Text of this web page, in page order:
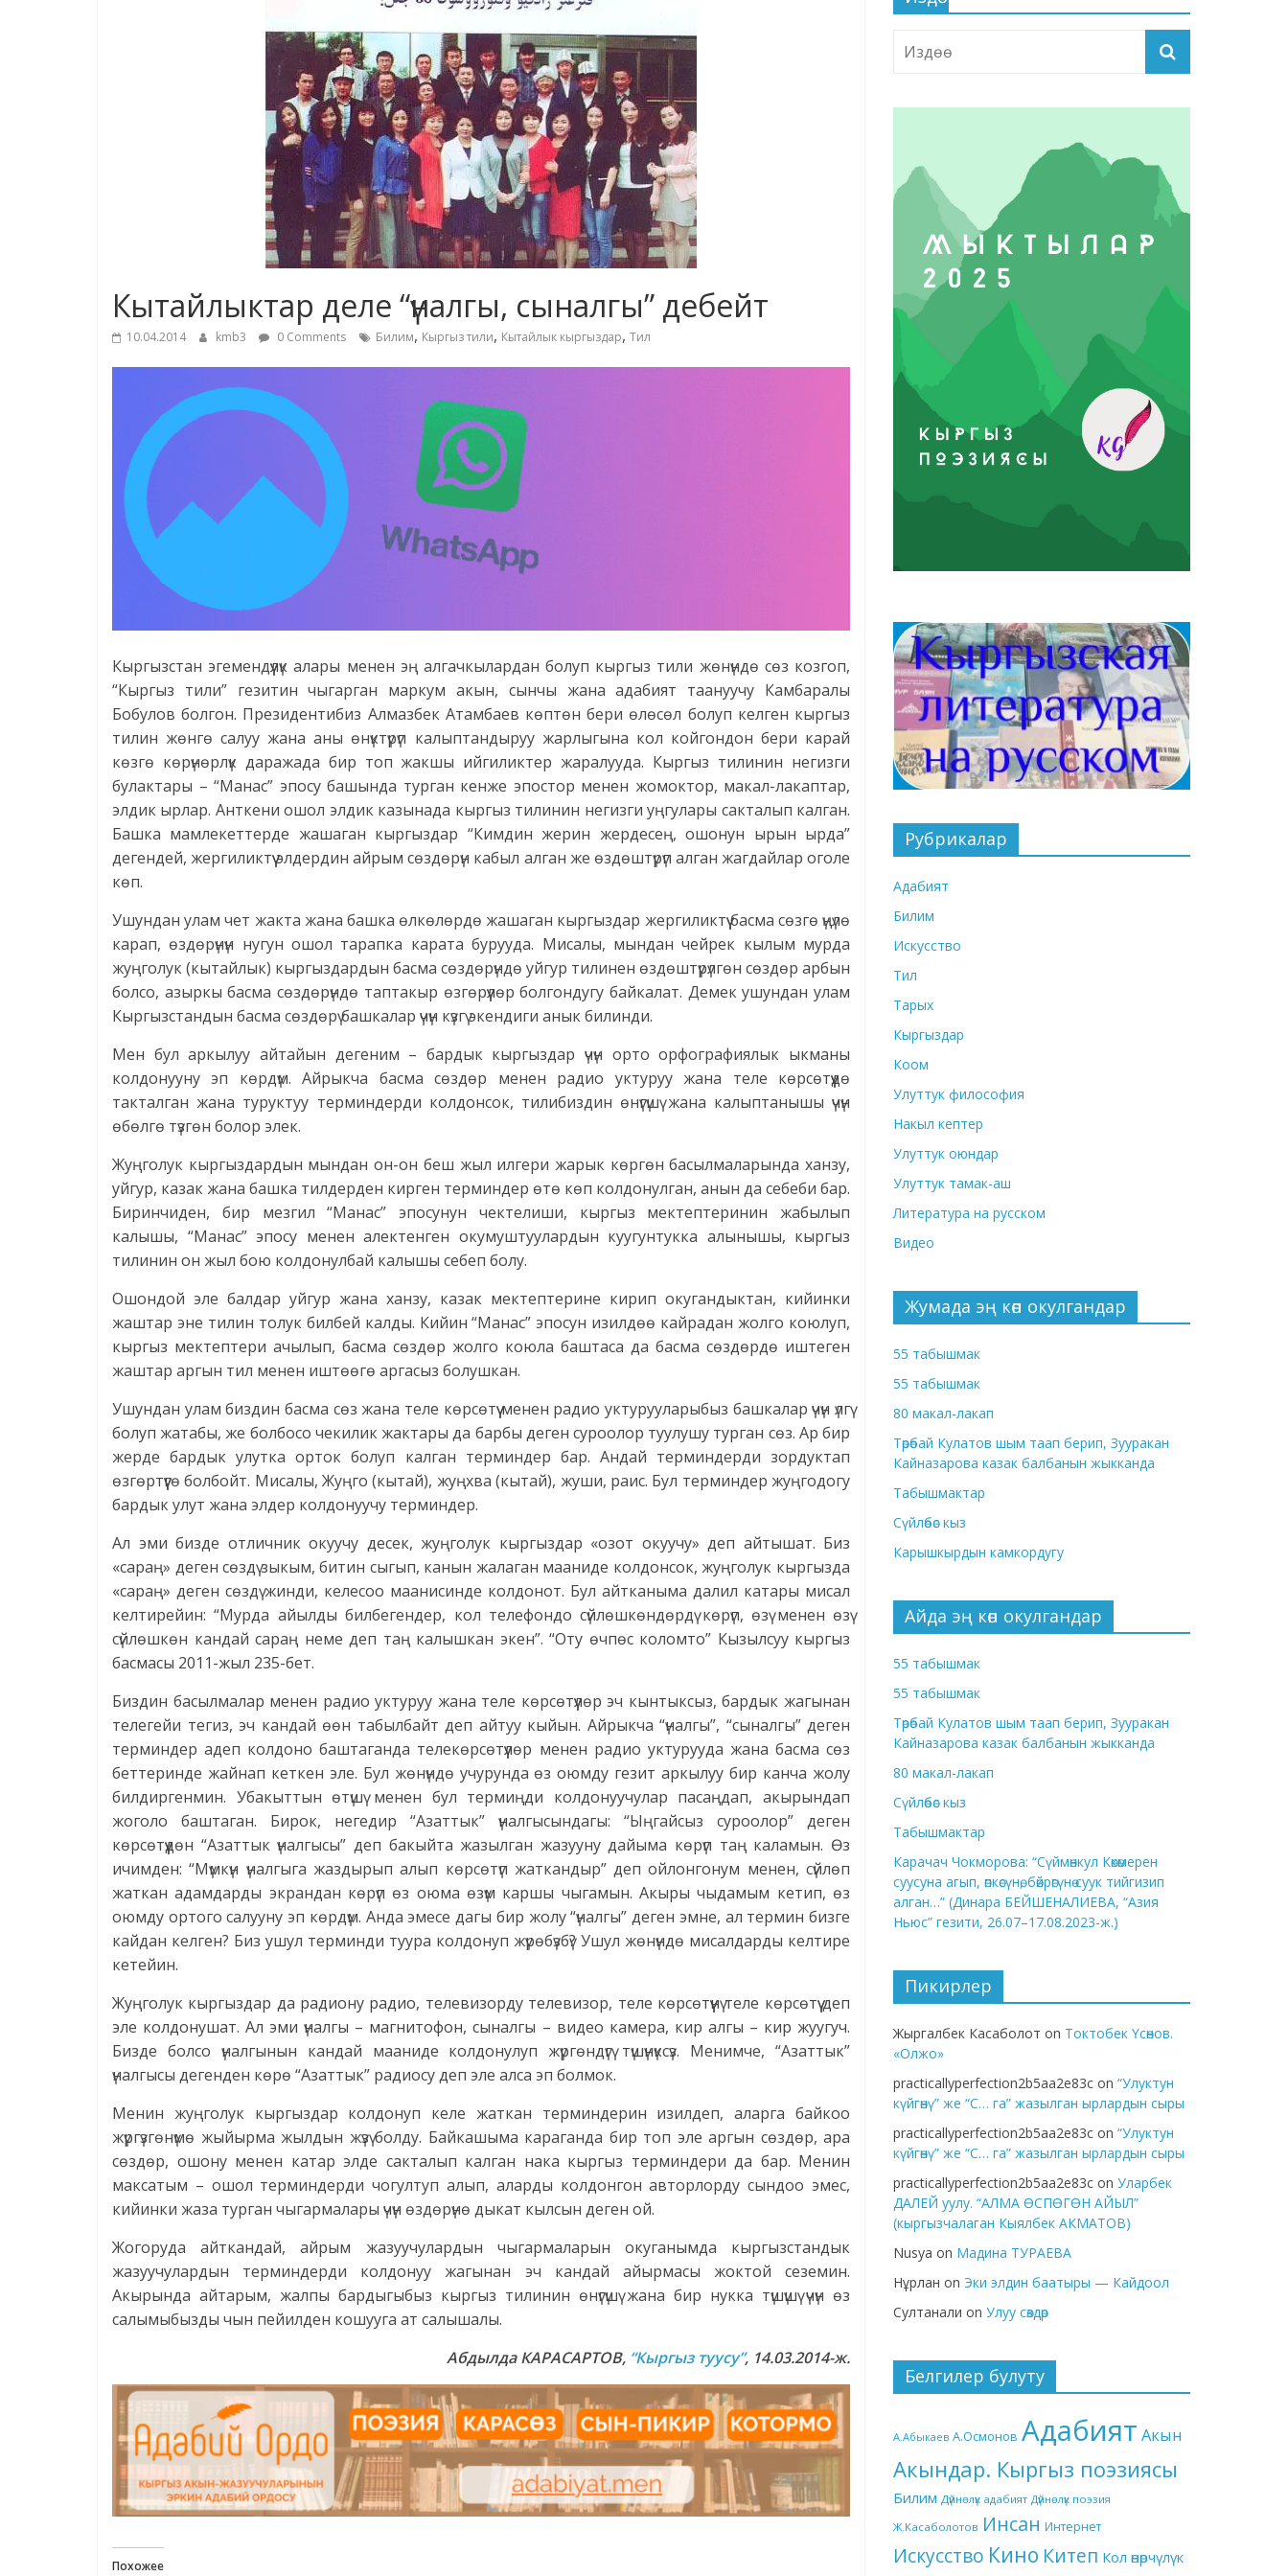
Кытайлыктар деле “үналгы, сыналгы” дебейт
10.04.2014 kmb3 0 Comments Билим, Кыргыз тили, Кытайлык кыргыздар, Тил
Кыргызстан эгемендүүлүк алары менен эң алгачкылардан болуп кыргыз тили жөнүндө сөз козгоп,
“Кыргыз тили” гезитин чыгарган маркум акын, сынчы жана адабият таануучу Камбаралы
Бобулов болгон. Президентибиз Алмазбек Атамбаев көптөн бери өлөсөл болуп келген кыргыз
тилин жөнгө салуу жана аны өнүктүрүп калыптандыруу жарлыгына кол койгондон бери карай
көзгө көрүнөрлүк даражада бир топ жакшы ийгиликтер жаралууда. Кыргыз тилинин негизги
булактары – “Манас” эпосу башында турган кенже эпостор менен жомоктор, макал-лакаптар,
элдик ырлар. Анткени ошол элдик казынада кыргыз тилинин негизги уңгулары сакталып калган.
Башка мамлекеттерде жашаган кыргыздар “Кимдин жерин жердесең, ошонун ырын ырда”
дегендей, жергиликтүү элдердин айрым сөздөрүн кабыл алган же өздөштүрүп алган жагдайлар оголе
көп.
Ушундан улам чет жакта жана башка өлкөлөрдө жашаган кыргыздар жерги­ликтүү басма сөзгө үңүлө
карап, өздөрүнүн нугун ошол тарапка карата бурууда. Мисалы, мындан чейрек кылым мурда
жуңголук (кытайлык) кыргыздардын басма сөздөрүндө уйгур тилинен өздөштүрүлгөн сөздөр арбын
болсо, азыркы басма сөздөрүндө таптакыр өзгөрүүлөр болгондугу байкалат. Демек ушундан улам
Кыргызстандын басма сөздөрү башкалар үчүн күзгү экендиги анык билинди.
Мен бул аркылуу айтайын дегеним – бардык кыргыздар үчүн орто орфографиялык ыкманы
колдонууну эп көрдүм. Айрыкча басма сөздөр менен радио уктуруу жана теле көрсөтүүдө
такталган жана туруктуу терминдерди колдонсок, тилибиздин өнүгүшү жана калыптанышы үчүн
өбөлгө түзгөн болор элек.
Жуңголук кыргыздардын мындан он-он беш жыл илгери жарык көргөн басылмаларында ханзу,
уйгур, казак жана башка тилдерден кирген терминдер өтө көп колдонулган, анын да себеби бар.
Биринчиден, бир мезгил “Манас” эпосунун чектелиши, кыргыз мектептеринин жабылып
калышы, “Манас” эпосу менен алектенген окумуштуулардын куугунтукка алынышы, кыргыз
тилинин он жыл бою колдонулбай калышы себеп болу.
Ошондой эле балдар уйгур жана ханзу, казак мектептерине кирип окугандыктан, кийинки
жаштар эне тилин толук билбей калды. Кийин “Манас” эпосун изилдөө кайрадан жолго коюлуп,
кыргыз мектептери ачылып, басма сөздөр жолго коюла баштаса да басма сөздөрдө иштеген
жаштар аргын тил менен иштөөгө аргасыз болушкан.
Ушундан улам биздин басма сөз жана теле көрсөтүү менен радио уктурууларыбыз башкалар үчүн үлгү
болуп жатабы, же болбосо чекилик жактары да барбы деген суроолор туулушу турган сөз. Ар бир
жерде бардык улутка орток болуп калган терминдер бар. Андай терминдерди зордуктап
өзгөртүүгө болбойт. Мисалы, Жуңго (кытай), жуңхва (кытай), жуши, раис. Бул терминдер жуңгодогу
бардык улут жана элдер колдонуучу терминдер.
Ал эми бизде отличник окуучу десек, жуңголук кыргыздар «озот окуу­чу» деп айтышат. Биз
«сараң» деген сөздү зыкым, битин сыгып, канын жалаган мааниде колдонсок, жуңголук кыргызда
«сараң» деген сөздү жинди, келесоо маанисинде колдонот. Бул айтканыма далил катары мисал
келтирейин: “Мурда айылды билбегендер, кол телефондо сүй­лөшкөндөрдү көрүп, өзү менен өзү
сүйлөшкөн кандай сараң неме деп таң калышкан экен”. “Оту өчпөс коломто” Кызылсуу кыргыз
басмасы 2011-жыл 235-бет.
Биздин басылмалар менен радио уктуруу жана теле көрсөтүүлөр эч кынтыксыз, бардык жагынан
телегейи тегиз, эч кандай өөн табылбайт деп айтуу кыйын. Айрыкча “үналгы”, “сыналгы” деген
терминдер адеп колдоно баштаганда телекөрсөтүүлөр менен радио уктурууда жана басма сөз
беттеринде жайнап кеткен эле. Бул жөнүндө учурунда өз оюмду гезит аркылуу бир канча жолу
билдиргенмин. Убакыттын өтүшү менен бул термиңди колдонуучулар пасаңдап, акырындап
жоголо баштаган. Бирок, негедир “Азаттык” үналгысындагы: “Ыңгайсыз суроолор” деген
көрсөтүүдөн “Азаттык үналгысы” деп бакыйта жазылган жазууну дайыма көрүп таң каламын. Өз
ичимден: “Мүмкүн үналгыга жаздырып алып көрсөтүп жаткандыр” деп ойлонгонум менен, сүйлөп
жаткан адамдарды экрандан көрүп өз оюма өзүм каршы чыгамын. Акыры чыдамым кетип, өз
оюмду ортого салууну эп көрдүм. Анда эмесе дагы бир жолу “үналгы” деген эмне, ал термин бизге
кайдан келген? Биз ушул терминди туура колдонуп жүрөбүзбү? Ушул жөнүндө мисалдарды келтире
кетейин.
Жуңголук кыргыздар да радиону радио, телевизорду телевизор, теле көрсөтүүнү теле көрсөтүү деп
эле колдонушат. Ал эми үналгы – магнитофон, сыналгы – видео камера, кир алгы – кир жуугуч.
Бизде болсо үналгынын кандай мааниде колдонулуп жүргөндүгү түшүнүксүз. Менимче, “Азаттык”
үналгысы дегенден көрө “Азаттык” радиосу деп эле алса эп болмок.
Менин жуңголук кыргыздар колдонуп келе жаткан терминдерин изилдеп, аларга байкоо
жүргүзгөнүмө жыйырма жылдын жүзү болду. Байкашыма караганда бир топ эле аргын сөздөр, ара
сөздөр, ошону менен катар элде сакталып калган нака кыргыз терминдери да бар. Менин
максатым – ошол терминдерди чогултуп алып, аларды колдонгон авторлорду сындоо эмес,
кийинки жаза турган чыгармалары үчүн өздөрүнө дыкат кылсын деген ой.
Жогоруда айткандай, айрым жазуучулардын чыгармаларын окуганымда кыргызстандык
жазуучулардын терминдерди колдонуу жагынан эч кандай айырмасы жоктой сеземин.
Акырында айтарым, жалпы бардыгыбыз кыргыз тилинин өнүгүшү жана бир нукка түшүшү үчүн өз
салымыбызды чын пейилден кошууга ат салышалы.
Абдылда КАРАСАРТОВ, “Кыргыз туусу”, 14.03.2014-ж.
Похожее
Рубрикалар
Адабият
Билим
Искусство
Тил
Тарых
Кыргыздар
Коом
Улуттук философия
Накыл кептер
Улуттук оюндар
Улуттук тамак-аш
Литература на русском
Видео
Жумада эң көп окулгандар
55 табышмак
55 табышмак
80 макал-лакап
Төрөбай Кулатов шым таап берип, Зууракан
Кайназарова казак балбанын жыкканда
Табышмактар
Сүйлөбөс кыз
Карышкырдын камкордугу
Айда эң көп окулгандар
55 табышмак
55 табышмак
Төрөбай Кулатов шым таап берип, Зууракан
Кайназарова казак балбанын жыкканда
80 макал-лакап
Сүйлөбөс кыз
Табышмактар
Карачач Чокморова: “Сүймөнкул Көкөмерен
суусуна агып, өпкөсүнө, бөйрөгүнө суук тийгизип
алган…” (Динара БЕЙШЕНАЛИЕВА, “Азия
Ньюс” гезити, 26.07–17.08.2023-ж.)
Пикирлер
Жыргалбек Касаболот on Токтобек Үсөнов.
«Олжо»
practicallyperfection2b5aa2e83c on “Улуктун
күйгөнү” же “С… га” жазылган ырлардын сыры
practicallyperfection2b5aa2e83c on “Улуктун
күйгөнү” же “С… га” жазылган ырлардын сыры
practicallyperfection2b5aa2e83c on Уларбек
ДАЛЕЙ уулу. “АЛМА ӨСПӨГӨН АЙЫЛ”
(кыргызчалаган Кыялбек АКМАТОВ)
Nusya on Мадина ТУРАЕВА
Нұрлан on Эки элдин баатыры — Кайдоол
Султанали on Улуу сөздөр
Белгилер булуту
А.Абыкаев А.Осмонов Адабият Акын
Акындар. Кыргыз поэзиясы
Билим Дүйнөлүк адабият Дүйнөлүк поэзия
Ж.Касаболотов Инсан Интернет
Искусство Кино Китеп Кол өнөрчүлүк